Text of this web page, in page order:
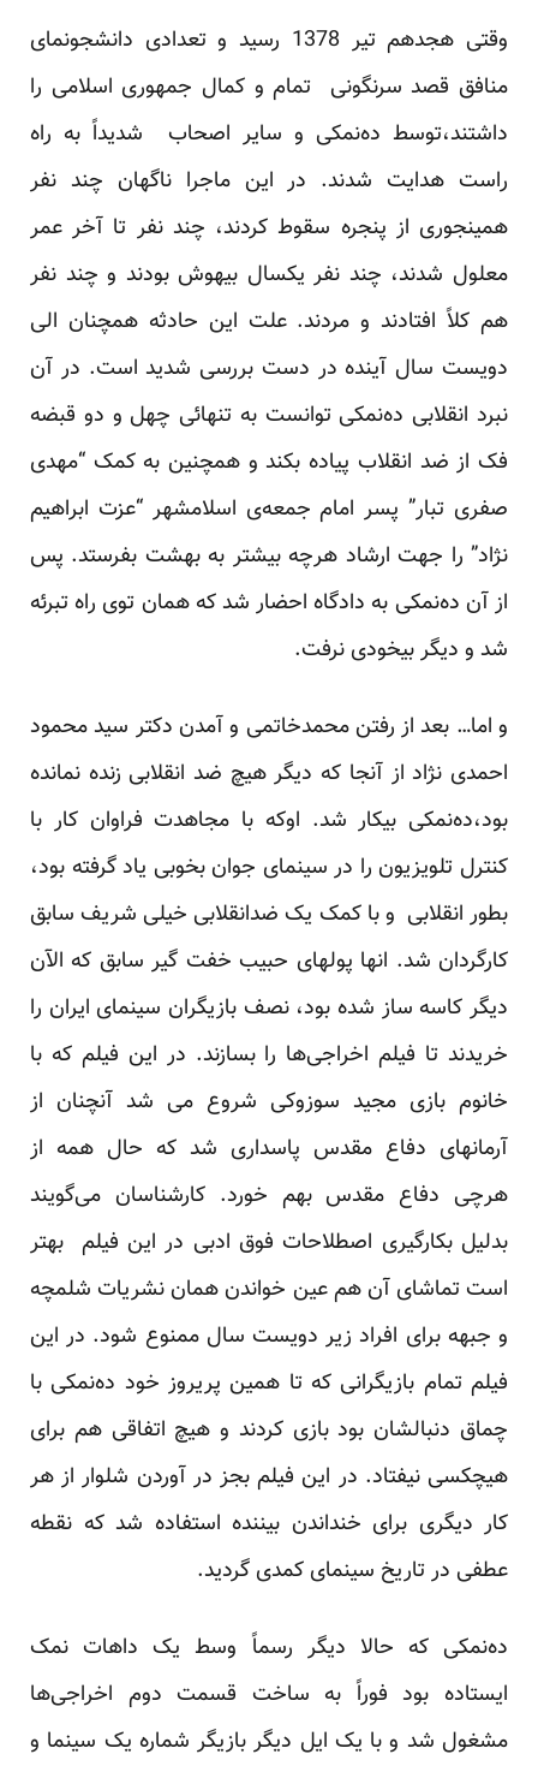
وقتی هجدهم تیر 1378 رسید و تعدادی دانشجونمای
منافق قصد سرنگونی تمام و کمال جمهوری اسلامی را
داشتند،توسط ده‌نمکی و سایر اصحاب شدیداً به راه
راست هدایت شدند. در این ماجرا ناگهان چند نفر
همینجوری از پنجره سقوط کردند، چند نفر تا آخر عمر
معلول شدند، چند نفر یکسال بیهوش بودند و چند نفر
هم کلاً افتادند و مردند. علت این حادثه همچنان الی
دویست سال آینده در دست بررسی شدید است. در آن
نبرد انقلابی ده‌نمکی توانست به تنهائی چهل و دو قبضه
فک از ضد انقلاب پیاده بکند و همچنین به کمک “مهدی
صفری تبار” پسر امام جمعه‌ی اسلامشهر “عزت ابراهیم
نژاد” را جهت ارشاد هرچه بیشتر به بهشت بفرستد. پس
از آن ده‌نمکی به دادگاه احضار شد که همان توی راه تبرئه
شد و دیگر بیخودی نرفت.
و اما… بعد از رفتن محمدخاتمی و آمدن دکتر سید محمود
احمدی نژاد از آنجا که دیگر هیچ ضد انقلابی زنده نمانده
بود،ده‌نمکی بیکار شد. اوکه با مجاهدت فراوان کار با
کنترل تلویزیون را در سینمای جوان بخوبی یاد گرفته بود،
بطور انقلابی و با کمک یک ضدانقلابی خیلی شریف سابق
کارگردان شد. انها پولهای حبیب خفت گیر سابق که الآن
دیگر کاسه ساز شده بود، نصف بازیگران سینمای ایران را
خریدند تا فیلم اخراجی‌ها را بسازند. در این فیلم که با
خانوم بازی مجید سوزوکی شروع می شد آنچنان از
آرمانهای دفاع مقدس پاسداری شد که حال همه از
هرچی دفاع مقدس بهم خورد. کارشناسان می‌گویند
بدلیل بکارگیری اصطلاحات فوق ادبی در این فیلم بهتر
است تماشای آن هم عین خواندن همان نشریات شلمچه
و جبهه برای افراد زیر دویست سال ممنوع شود. در این
فیلم تمام بازیگرانی که تا همین پریروز خود ده‌نمکی با
چماق دنبالشان بود بازی کردند و هیچ اتفاقی هم برای
هیچکسی نیفتاد. در این فیلم بجز در آوردن شلوار از هر
کار دیگری برای خنداندن بیننده استفاده شد که نقطه
عطفی در تاریخ سینمای کمدی گردید.
ده‌نمکی که حالا دیگر رسماً وسط یک داهات نمک
ایستاده بود فوراً به ساخت قسمت دوم اخراجی‌ها
مشغول شد و با یک ایل دیگر بازیگر شماره یک سینما و